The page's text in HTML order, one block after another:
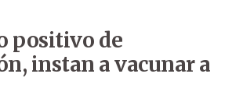
positivo de
instan a vacunar a